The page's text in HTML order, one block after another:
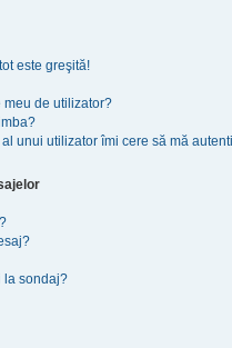
este greşită!
de utilizator?
unui utilizator îmi cere să mă
la sondaj?